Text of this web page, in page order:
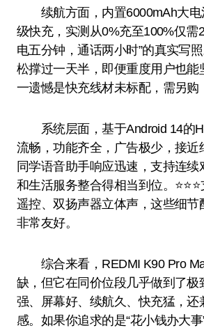
续航方面，内置6000mAh大电
级快充，实测从0%充至100%仅需
电五分钟，通话两小时”的真实写
松撑过一天半，即便重度用户也能
一遗憾是快充线材未标配，需另购
系统层面，基于Android 14的
流畅，功能齐全，广告极少，接近
同学语音助手响应迅速，支持连续
和生活服务整合得相当到位。
遥控、双扬声器立体声，这些细节
非常友好。
综合来看，REDMI K90 Pro
缺，但它在同价位段几乎做到了
强、屏幕好、续航久、快充猛，还
感。如果你追求的是“花小钱办大